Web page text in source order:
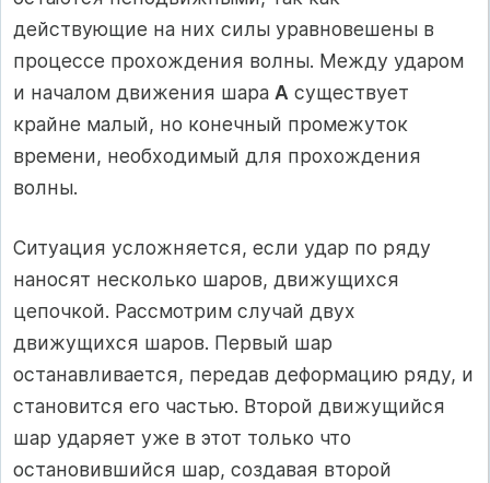
действующие на них силы уравновешены в
процессе прохождения волны. Между ударом
и началом движения шара A существует
крайне малый, но конечный промежуток
времени, необходимый для прохождения
волны.
Ситуация усложняется, если удар по ряду
наносят несколько шаров, движущихся
цепочкой. Рассмотрим случай двух
движущихся шаров. Первый шар
останавливается, передав деформацию ряду, и
становится его частью. Второй движущийся
шар ударяет уже в этот только что
остановившийся шар, создавая второй